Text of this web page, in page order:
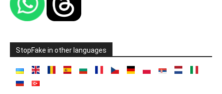
StopFake in other languages